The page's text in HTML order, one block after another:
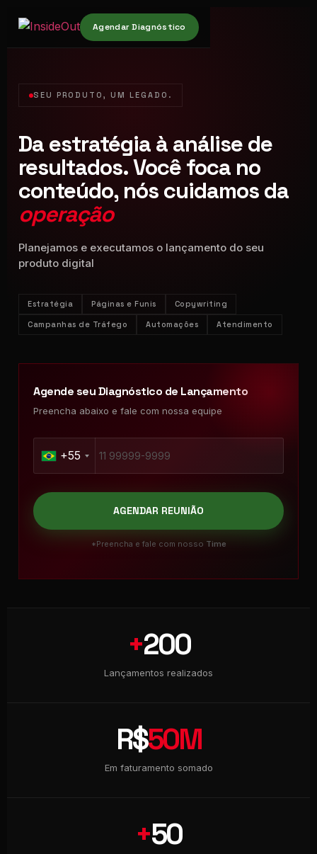
Agendar Diagnóstico
SEU PRODUTO, UM LEGADO.
Da estratégia à análise de
resultados. Você foca no
conteúdo, nós cuidamos da
operação
Planejamos e executamos o lançamento do seu
produto digital
Estratégia Páginas e Funis Copywriting
Campanhas de Tráfego Automações Atendimento
Agende seu Diagnóstico de Lançamento
Preencha abaixo e fale com nossa equipe
+55
AGENDAR REUNIÃO
*Preencha e fale com nosso Time
+200
Lançamentos realizados
R$50M
Em faturamento somado
+50